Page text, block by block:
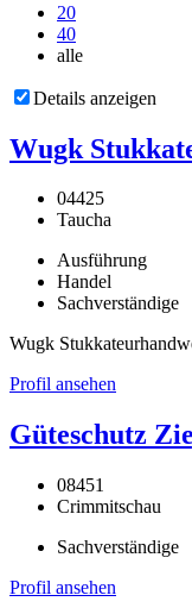
20
40
alle
Details anzeigen
Wugk
04425
Taucha
Ausführung
Handel
Sachverständige
Wugk
Profil ansehen
Güteschutz
08451
Crimmitschau
Sachverständige
Profil ansehen